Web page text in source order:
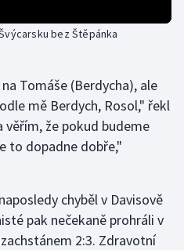
bez Štěpánka
Tomáše (Berdycha), ale
mě Berdych, Rosol," řekl
věřím, že pokud budeme
to dopadne dobře,"
chyběl v Davisově
pak nečekaně prohráli v
2:3. Zdravotní